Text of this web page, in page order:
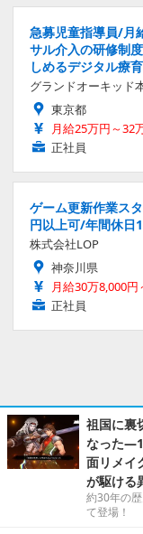
急募児童指導員/月
サル介入の研修制
しめるデジタル療
グランドオーキッド
東京都
月給25万円～32
正社員
ゲーム更新作業ス
円以上可/年間休日
株式会社LOP
神奈川県
月給30万8,000
正社員
祖国に裏
なった
面リメイ
が駆ける
約30年の
て登場！